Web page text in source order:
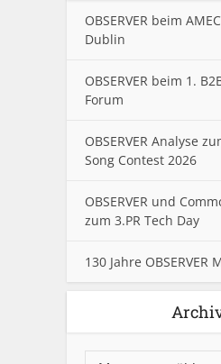
OBSERVER beim
Dublin
OBSERVER beim 1.
Forum
OBSERVER Analyse
Song Contest 2026
OBSERVER und
zum 3.PR Tech Day
130 Jahre OBSERVER